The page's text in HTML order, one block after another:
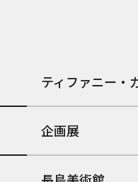
ティファニー
企画展